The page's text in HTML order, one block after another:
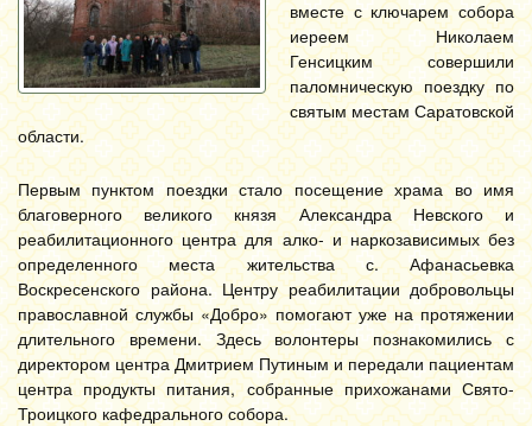
вместе с ключарем собора
иереем Николаем
Генсицким совершили
паломническую поездку по
святым местам Саратовской
области.
Первым пунктом поездки стало посещение храма во имя
благоверного великого князя Александра Невского и
реабилитационного центра для алко- и наркозависимых без
определенного места жительства с. Афанасьевка
Воскресенского района. Центру реабилитации добровольцы
православной службы «Добро» помогают уже на протяжении
длительного времени. Здесь волонтеры познакомились с
директором центра Дмитрием Путиным и передали пациентам
центра продукты питания, собранные прихожанами Свято-
Троицкого кафедрального собора.